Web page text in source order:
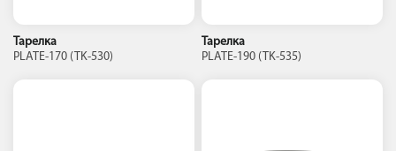
Тарелка
PLATE-170 (TK-530)
Тарелка
PLATE-190 (TK-535)